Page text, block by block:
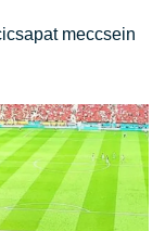
meccsein